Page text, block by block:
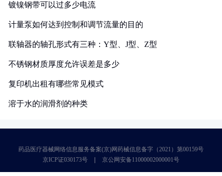
镀镍钢带可以过多少电流
计量泵如何达到控制和调节流量的目的
联轴器的轴孔形式有三种：Y型、J型、Z型
不锈钢材质厚度允许误差是多少
复印机出租有哪些常见模式
溶于水的润滑剂的种类
药品医疗器械网络信息服务备案(京)网药械信息备字（2021）第00159号
京ICP证030173号
京公网安备11000002000001号